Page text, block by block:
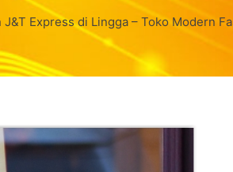
J&T Express di Lingga – Toko Modern